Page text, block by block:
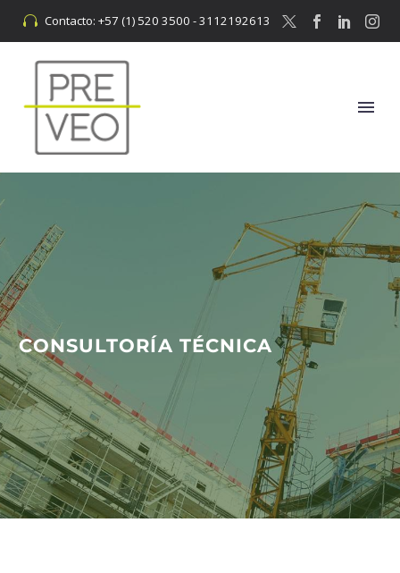

 Contacto: +57 (1) 520 3500 - 3112192613
CONSULTORÍA TÉCNICA​